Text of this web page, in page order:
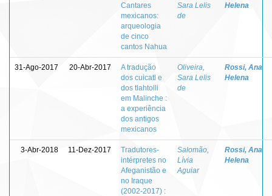
Cantares
mexicanos:
arqueologia
de cinco
cantos Nahua
Sara Lelis
de
Helena
31-Ago-2017 20-Abr-2017
A tradução
dos cuicatl e
dos tlahtolli
em Malinche :
a experiência
dos antigos
mexicanos
Oliveira,
Sara Lelis
de
Rossi, Ana
Helena
3-Abr-2018 11-Dez-2017
Tradutores-
intérpretes no
Afeganistão e
no Iraque
(2002-2017) :
Salomão,
Lívia
Aguiar
Rossi, Ana
Helena